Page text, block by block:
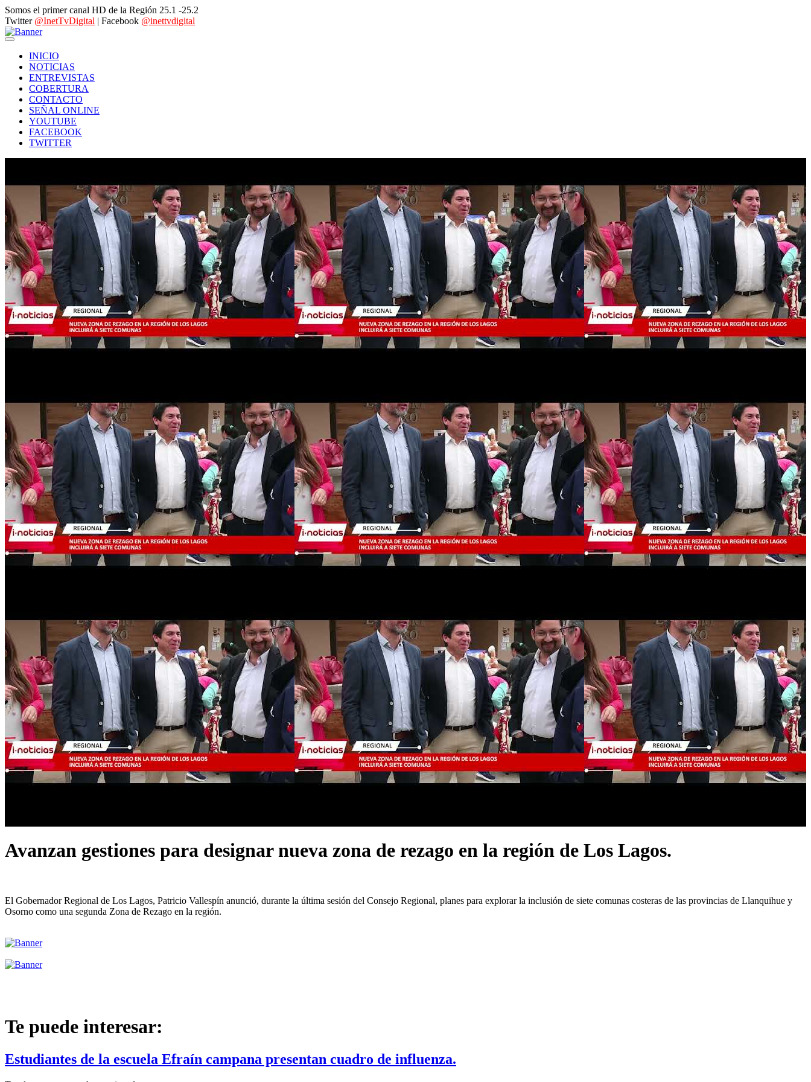
Somos el primer canal HD de la Región 25.1 -25.2
Twitter @InetTvDigital | Facebook @inettvdigital
INICIO
NOTICIAS
ENTREVISTAS
COBERTURA
CONTACTO
SEÑAL ONLINE
YOUTUBE
FACEBOOK
TWITTER
Avanzan gestiones para designar nueva zona de rezago en la región de Los Lagos.
El Gobernador Regional de Los Lagos, Patricio Vallespín anunció, durante la última sesión del Consejo Regional, planes para explorar la inclusión de siete comunas costeras de las provincias de Llanquihue y
Osorno como una segunda Zona de Rezago en la región.
Te puede interesar:
Estudiantes de la escuela Efraín campana presentan cuadro de influenza.